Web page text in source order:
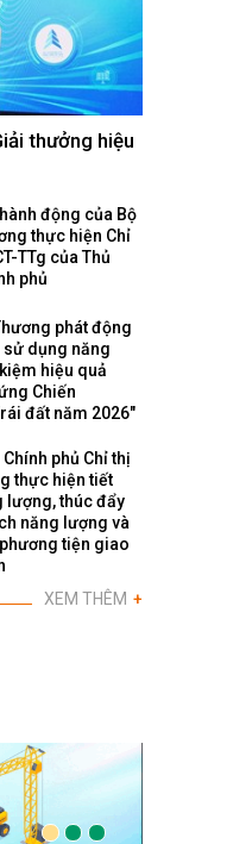
thưởng hiệu
động của Bộ
thực hiện Chỉ
TTg của Thủ
phủ
phát động
sử dụng năng
hiệu quả
Chiến
đất năm 2026"
phủ Chỉ thị
thực hiện tiết
lượng, thúc đẩy
năng lượng và
tiện giao
XEM THÊM +